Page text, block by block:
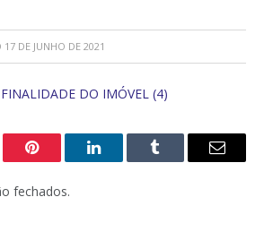
17 DE JUNHO DE 2021
DO IMÓVEL (4)
Pinterest O
Tumblr
E-
fechados.